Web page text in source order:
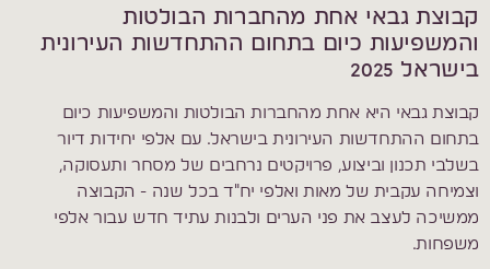
קבוצת גבאי אחת מהחברות הבולטות
והמשפיעות כיום בתחום ההתחדשות העירונית
בישראל 2025
קבוצת גבאי היא אחת מהחברות הבולטות והמשפיעות כיום
בתחום ההתחדשות העירונית בישראל. עם אלפי יחידות דיור
בשלבי תכנון וביצוע, פרויקטים נרחבים של מסחר ותעסוקה,
וצמיחה עקבית של מאות ואלפי יח"ד בכל שנה - הקבוצה
ממשיכה לעצב את פני הערים ולבנות עתיד חדש עבור אלפי
משפחות.